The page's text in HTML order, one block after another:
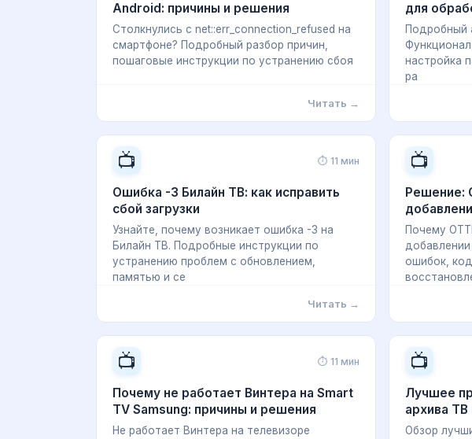
Android: причины и решения
Столкнулись с net::err_connection_refused на
смартфоне? Подробный разбор причин,
пошаговые инструкции по устранению сбоя
Читать →
для
Подробный
настройка
ра
📺 ⏱ 11 мин
Ошибка -3 Билайн ТВ: как исправить
сбой загрузки
Узнайте, почему возникает ошибка -3 на
Билайн ТВ. Подробные инструкции по
устранению проблем с обновлением,
памятью и се
Читать →
📺
Решение:
Почему
ошибок,
📺 ⏱ 11 мин
Почему не работает Винтера на Smart
TV Samsung: причины и решения
Не работает Винтера на телевизоре
📺
Лучшее
архива ТВ
Обзор